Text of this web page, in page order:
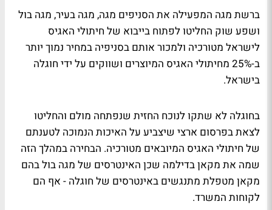
ברשת מגה המפעילה את הסניפים מגה, מגה בעיר, מגה בול
ושפע שוק החליטו לפתוח בייבוא של חיתולי האגיס
לישראל מטורכיה ולמכור אותם בסניפיה במחיר נמוך יותר
ב-25% מחיתולי האגיס המיוצרים ושווקים על ידי חוגלה
בישראל.
בחוגלה לא שתקו לנוכח החזית שנפתחה מולם והחליטו
לצאת בפרסום ארצי שיצביע על האיכות הנמוכה לטענתם
של חיתולי האגיס המיובאים מטורכיה. הבחירה במהלך הזה
שמה את מקאן בדילמה שכן האינטרסים של מגה בול בהם
מקאן מטפלת מתנגשים באינטרסים של חוגלה - אף הם
לקוחות המשרד.